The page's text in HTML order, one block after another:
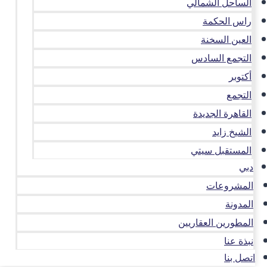
راس الحكمة
العين السخنة
التجمع السادس
أكتوبر
التجمع
القاهرة الجديدة
الشيخ زايد
المستقبل سيتي
دبي
المشروعات
المدونة
المطورين العقاريين
نبذة عنا
اتصل بنا